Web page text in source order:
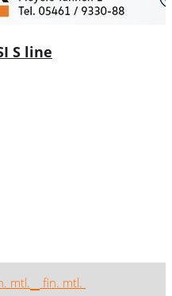
S line
mtl. fin. mtl.